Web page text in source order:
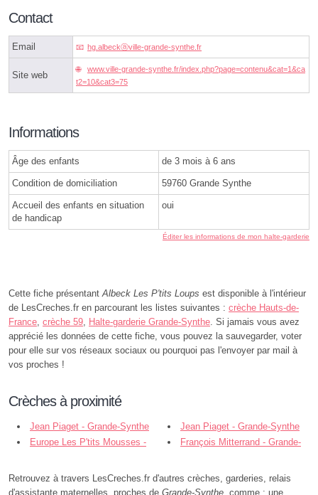
Contact
Email hg.albeckⓐville-grande-synthe.fr
Site web
www.ville-grande-synthe.fr/index.php?page=contenu&cat=1&ca
t2=10&cat3=75
Informations
Âge des enfants de 3 mois à 6 ans
Condition de domiciliation 59760 Grande Synthe
Accueil des enfants en situation
de handicap
oui
Éditer les informations de mon halte-garderie
Cette fiche présentantAlbeck Les P'tits Loups est disponible à l'intérieur
de LesCreches.fr en parcourant les listes suivantes : crèche Hauts-de-
France, crèche 59, Halte-garderie Grande-Synthe. Si jamais vous avez
apprécié les données de cette fiche, vous pouvez la sauvegarder, voter
pour elle sur vos réseaux sociaux ou pourquoi pas l'envoyer par mail à
vos proches !
Crèches à proximité
Jean Piaget - Grande-Synthe
Jean Piaget - Grande-Synthe
Europe Les P'tits Mousses -
François Mitterrand - Grande-
Retrouvez à travers LesCreches.fr d'autres crèches, garderies, relais
d'assistante maternelles, proches de Grande-Synthe , comme : une